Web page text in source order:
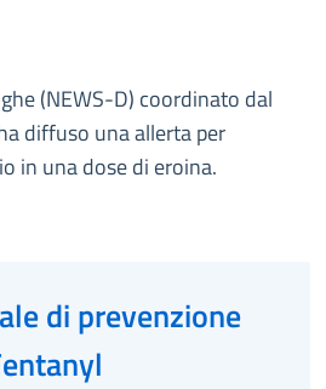
(NEWS-D) coordinato dal
diffuso una allerta per
in una dose di eroina.
di prevenzione